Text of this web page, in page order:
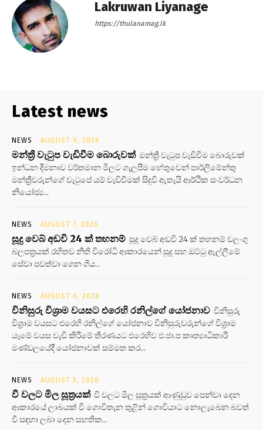
Lakruwan Liyanage
https://thulanamag.lk
Latest news
NEWS AUGUST 9, 2026
මන්ත්‍රී වැටුප වැඩිවීම බොරුවක් මන්ත්‍රී වැටුප වැඩිවීම බොරුවක්
ඉන්ධන දීමනාව වර්තමාන මිලට ගැලපීම හේතුවෙන් පාර්ලිමේන්තු
මන්ත්‍රීවරුන්ගේ වැටුපේ යම් වැඩිවීමක් සිදුවී ඇතැයි ආර්ථික සංවර්ධන
නියෝජ්‍ය...
NEWS AUGUST 7, 2026
සූදු වෙබ් අඩවි 24 ක් තහනම් සූදු වෙබ් අඩවි 24 ක් තහනම් වලංගු
බලපත්‍රයක් රහිතව නීති විරෝධි ආකාරයෙන් සූදු සහ ඔට්ටු ඇල්ලීමේ
සේවා පවත්වා ගෙන ගිය...
NEWS AUGUST 6, 2026
විනිසුරු විශ්‍රාම වයසට එරෙහි රනිල්ගේ යෝජනාව විනිසුරු
විශ්‍රාම වයසට එරෙහි රනිල්ගේ යෝජනාව විනිසුරුවරුන්ගේ විශ්‍රාම
යෑමේ වයස වැඩි කිරීමේ තීරණයට එරෙහිව එ.ජා.ප කෘත්‍යාධිකාරී
මණ්ඩලයේදී යෝජනාවක් සම්මත කර...
NEWS AUGUST 5, 2026
වී වලට මිල සූත්‍රයක් වී වලට මිල සූත්‍රයක් ආණුඩුව පෙන්වා දෙන
ආකාරයේ ලාබයක් වී ගොවිතැන තුළින් ගොවියාට නොලැබෙන බවත්
වී සඳහා ලබා දෙන සහතික...